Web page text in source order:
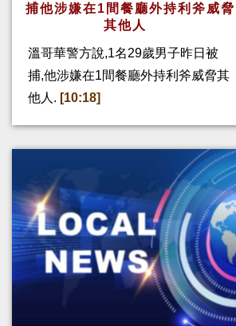
捕他涉嫌在1間餐廳外持利斧威脅
其他人
溫哥華警方說,1名29歲男子昨日被
捕,他涉嫌在1間餐廳外持利斧威脅其
他人. [10:18]